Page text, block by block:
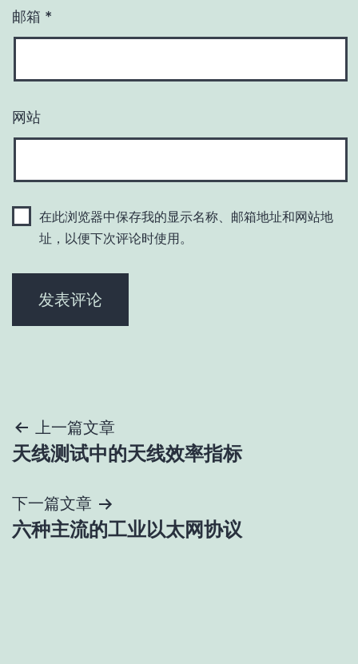
邮箱 *
网站
在此浏览器中保存我的显示名称、邮箱地址和网站地
址，以便下次评论时使用。
文
章
导
航
上一篇文章
天线测试中的天线效率指标
下一篇文章
六种主流的工业以太网协议